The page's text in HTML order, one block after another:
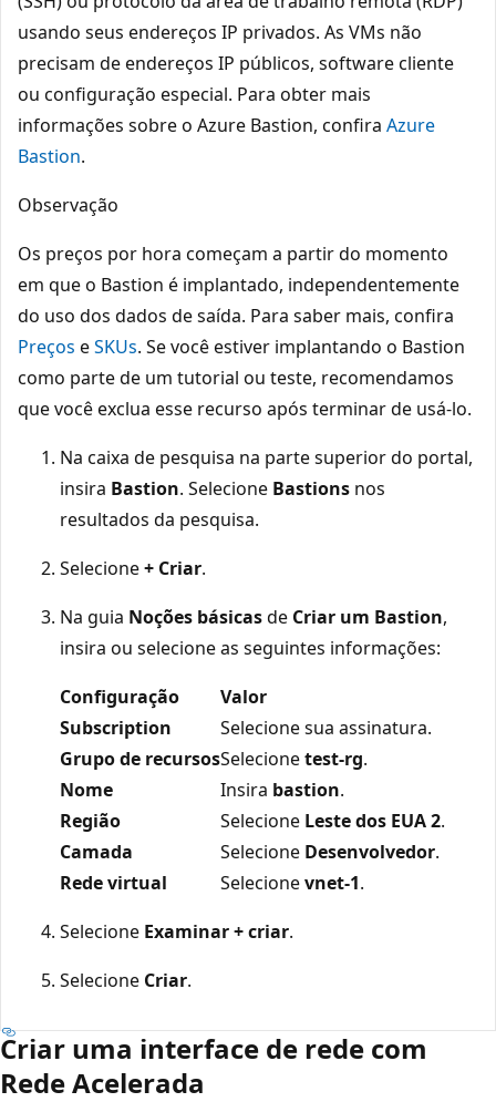
usando seus endereços IP privados. As VMs não
precisam de endereços IP públicos, software cliente
ou configuração especial. Para obter mais
informações sobre o Azure Bastion, confira Azure
Bastion.
Observação
Os preços por hora começam a partir do momento
em que o Bastion é implantado, independentemente
do uso dos dados de saída. Para saber mais, confira
Preços eSKUs. Se você estiver implantando o Bastion
como parte de um tutorial ou teste, recomendamos
que você exclua esse recurso após terminar de usá-lo.
Na caixa de pesquisa na parte superior do portal,
insira Bastion. Selecione Bastions nos
resultados da pesquisa.
Selecione+ Criar.
Na guia Noções básicasde Criar um Bastion,
insira ou selecione as seguintes informações:
Configuração
Valor
Subscription
Selecione sua assinatura.
Grupo de recursosSelecionetest-rg.
Nome
Insira bastion.
Região
Selecione Leste dos EUA 2.
Camada
Selecione Desenvolvedor.
Rede virtual
Selecionevnet-1.
Selecione Examinar + criar.
Selecione Criar.
Criar uma interface de rede com
Rede Acelerada